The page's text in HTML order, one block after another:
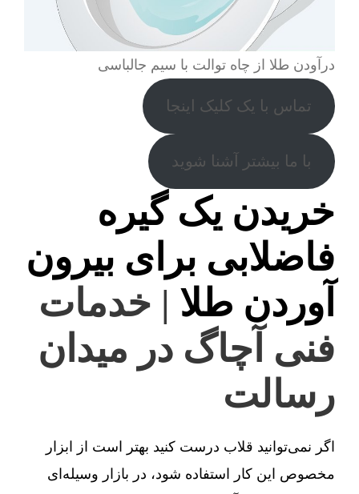
درآودن طلا از چاه توالت با سیم جالباسی
تماس با یک کلیک اینجا
با ما بیشتر آشنا شوید
خریدن یک گیره
فاضلابی برای بیرون
آوردن طلا | خدمات
فنی آچاگ در میدان
رسالت
اگر نمی‌توانید قلاب درست کنید بهتر است از ابزار
مخصوص این کار استفاده شود، در بازار وسیله‌ای